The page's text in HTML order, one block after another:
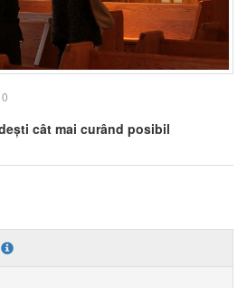
0
cât mai curând posibil